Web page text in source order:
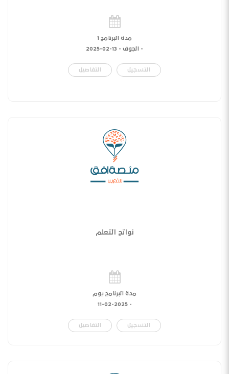
مدة البرنامج 1
- الجوف - 13-02-2025
التسجيل التفاصيل
نواتج التعلم
مدة البرنامج يوم
-
11-02-2025
التسجيل التفاصيل